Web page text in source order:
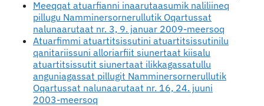
Meeqqat atuarfianni inaarutaasumik naliliineq
pillugu Namminersornerullutik Oqartussat
nalunaarutaat nr. 3, 9. januar 2009-meersoq
Atuarfimmi atuartitsissutini atuartitsissutinilu
qanitariissuni alloriarfiit siunertaat kiisalu
atuartitsissutit siunertaat ilikkagassatullu
anguniagassat pillugit Namminersornerullutik
Oqartussat nalunaarutaat nr. 16, 24. juuni
2003-meersoq